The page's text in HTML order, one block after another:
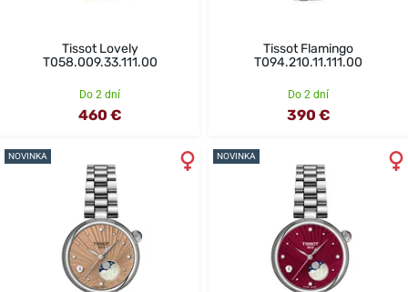
Tissot Lovely
T058.009.33.111.00
Do 2 dní
460 €
Tissot Flamingo
T094.210.11.111.00
Do 2 dní
390 €
NOVINKA NOVINKA